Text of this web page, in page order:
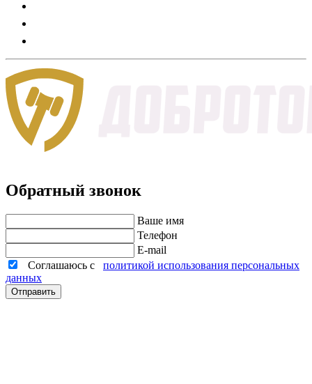
Обратный звонок
Ваше имя
Телефон
E-mail
Соглашаюсь с политикой использования персональных
данных
Отправить